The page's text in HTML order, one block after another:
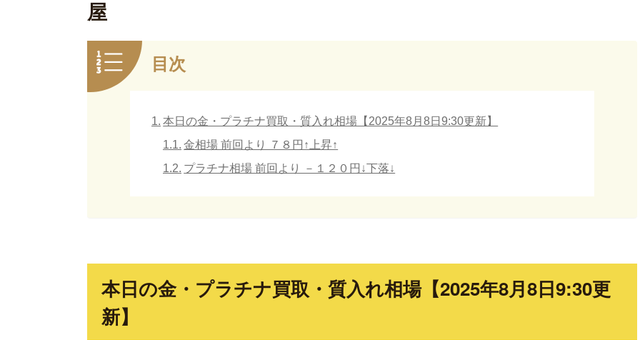
屋
目次
本日の金・プラチナ買取・質入れ相場【2025年8月8日9:30更新】
金相場 前回より ７８円↑上昇↑
プラチナ相場 前回より －１２０円↓下落↓
本日の金・プラチナ買取・質入れ相場【2025年8月8日9:30更
新】